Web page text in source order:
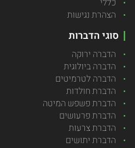
כללי
הצהרת נגישות
סוגי הדברות
הדברה ירוקה
הדברה ביולוגית
הדברה לטרמיטים
הדברת חולדות
הדברת פשפש המיטה
הדברת פרעושים
הדברת צרעות
הדברת יתושים